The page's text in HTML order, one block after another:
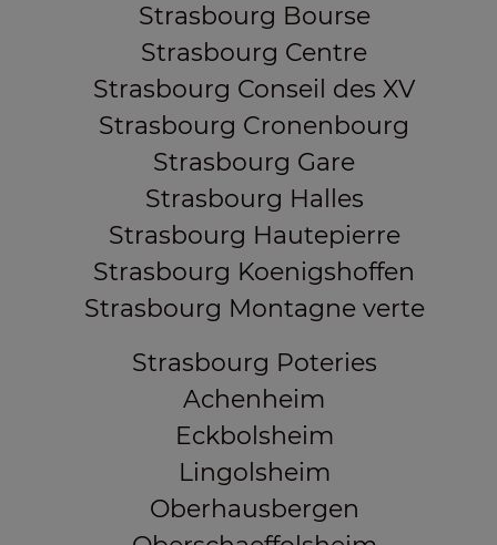
Strasbourg Bourse
Strasbourg Centre
Strasbourg Conseil des XV
Strasbourg Cronenbourg
Strasbourg Gare
Strasbourg Halles
Strasbourg Hautepierre
Strasbourg Koenigshoffen
Strasbourg Montagne verte
Strasbourg Poteries
Achenheim
Eckbolsheim
Lingolsheim
Oberhausbergen